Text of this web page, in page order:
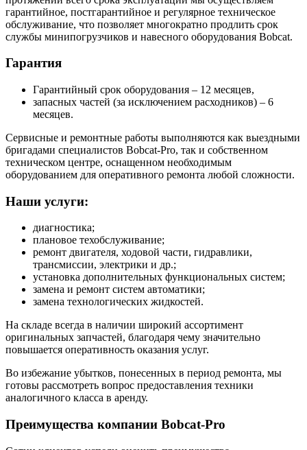
гарантийное, постгарантийное и регулярное техническое
обслуживание, что позволяет многократно продлить срок
службы минипогрузчиков и навесного оборудования Bobcat.
Гарантия
Гарантийный срок оборудования – 12 месяцев,
запасных частей (за исключением расходников) – 6
месяцев.
Сервисные и ремонтные работы выполняются как выездными
бригадами специалистов Bobcat-Pro, так и собственном
техническом центре, оснащенном необходимым
оборудованием для оперативного ремонта любой сложности.
Наши услуги:
диагностика;
плановое техобслуживание;
ремонт двигателя, ходовой части, гидравлики,
трансмиссии, электрики и др.;
установка дополнительных функциональных систем;
замена и ремонт систем автоматики;
замена технологических жидкостей.
На складе всегда в наличии широкий ассортимент
оригинальных запчастей, благодаря чему значительно
повышается оперативность оказания услуг.
Во избежание убытков, понесенных в период ремонта, мы
готовы рассмотреть вопрос предоставления техники
аналогичного класса в аренду.
Преимущества компании Bobcat-Pro